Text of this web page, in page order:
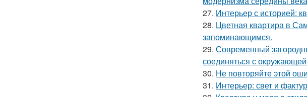
27. Интерьер с историей:
28. Цветная квартира в
запоминающимся.
29. Современный
соединяться с
30. Не повторяйте этой
31. Интерьер: свет и